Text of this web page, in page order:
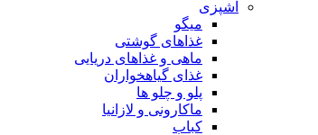
آشپزی
میگو
غذاهای گوشتی
ماهی و غذاهای دریایی
غذای گیاهخواران
پلو و چلو ها
ماکارونی و لازانیا
کباب